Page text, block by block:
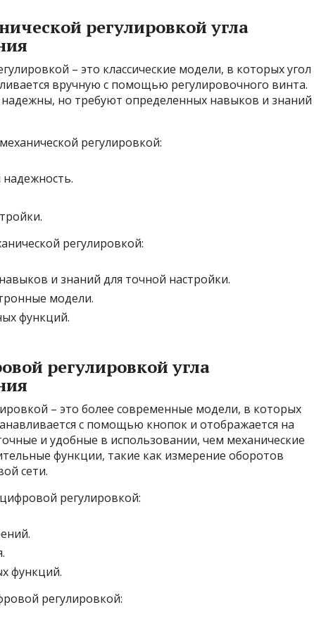
регулировкой угла
– это классические модели, в которых угол
вручную с помощью регулировочного винта.
но требуют определенных навыков и знаний
регулировкой:
регулировкой:
и знаний для точной настройки.
модели.
функций.
регулировкой угла
– это более современные модели, в которых
с помощью кнопок и отображается на
и удобные в использовании, чем механические
функции, такие как измерение оборотов
сети.
регулировкой:
функций.
регулировкой: